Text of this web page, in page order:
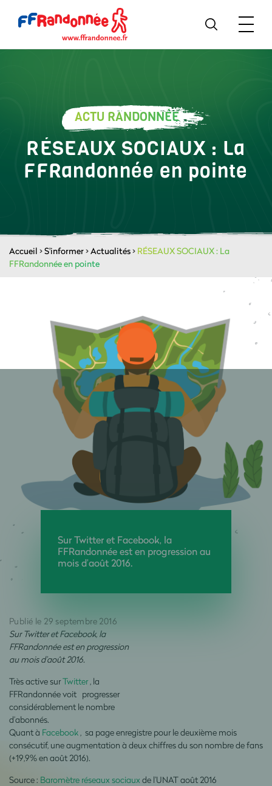
ACTU RANDONNÉE
RÉSEAUX SOCIAUX : La
FFRandonnée en pointe
Accueil >S'informer>Actualités> RÉSEAUX SOCIAUX : La
FFRandonnée en pointe
Sur Twitter et Facebook, la
FFRandonnée est en progression au
mois d’août 2016.
Publié le 29 septembre 2016
Sur Twitter et Facebook, la
FFRandonnée est en progression
au mois d’août 2016.
Très active surTwitter , la
FFRandonnée voit progresser
considérablement le nombre
d’abonnés.
Quant à Facebook , sa page enregistre pour le deuxième mois
consécutif, une augmentation à deux chiffres du son nombre de fans
(+19,9% en août 2016).
Source : Baromètre réseaux sociaux de l’UNAT août 2016